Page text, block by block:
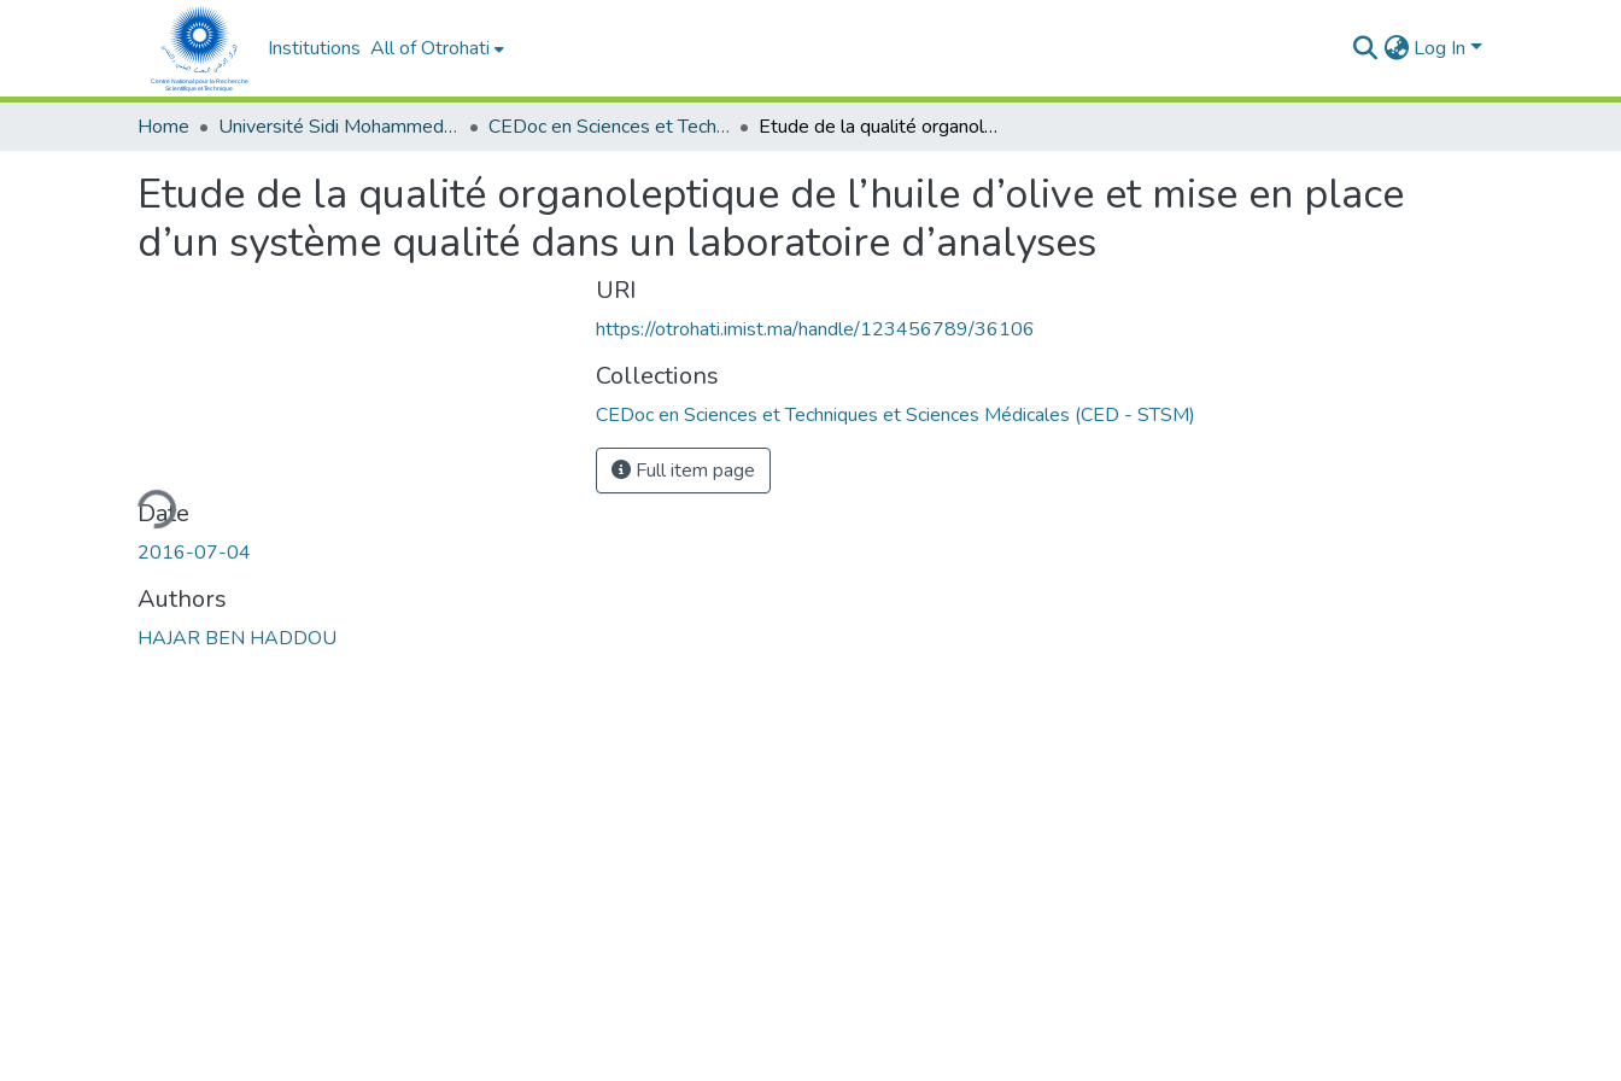
Institutions All of Otrohati Log In
Home Université Sidi Mohammed Ben Abdellah - Fès CEDoc en Sciences et Techniques et Sciences Médicales (CED - STSM) Etude de la qualité organoleptique de l’huile d’olive et mise en place d’un système qualité dans un laboratoire d’analyses
Etude de la qualité organoleptique de l’huile d’olive et mise en place
d’un système qualité dans un laboratoire d’analyses
Loading...
Date
2016-07-04
Authors
HAJAR BEN HADDOU
URI
https://otrohati.imist.ma/handle/123456789/36106
Collections
CEDoc en Sciences et Techniques et Sciences Médicales (CED - STSM)
Full item page